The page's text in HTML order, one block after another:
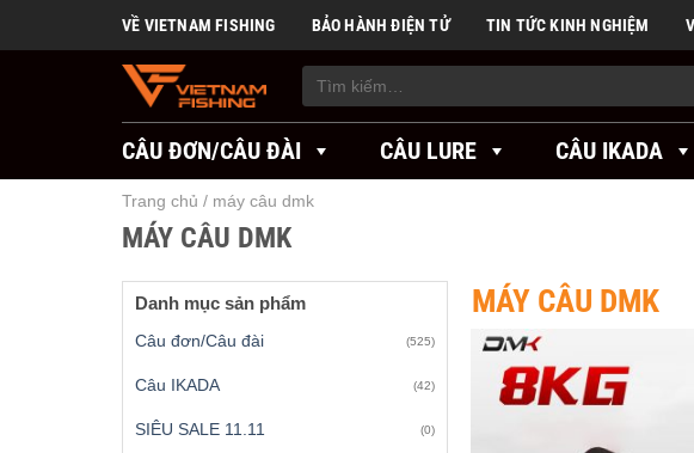
VỀ VIETNAM FISHING BẢO HÀNH ĐIỆN TỬ TIN TỨC KINH NGHIỆM
Tìm
kiếm:
CÂU ĐƠN/CÂU ĐÀI CÂU LURE CÂU IKADA
Trang chủ / máy câu dmk
MÁY CÂU DMK
Danh mục sản phẩm
Câu đơn/Câu đài (525)
Câu IKADA (42)
SIÊU SALE 11.11 (0)
MÁY CÂU DMK